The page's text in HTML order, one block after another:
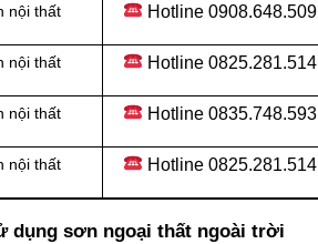
nội thất
Hotline 0908.648.509
nội thất
Hotline0825.281.514
nội thất
Hotline0835.748.593
nội thất
Hotline0825.281.514
dụng sơn ngoại thất ngoài trời